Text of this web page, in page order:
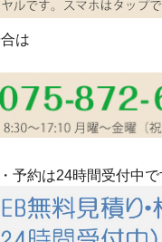
は
予約は24時間受付中で